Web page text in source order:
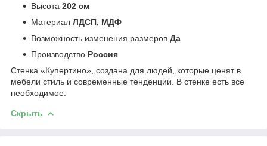
Высота 202 см
Материал ЛДСП, МДФ
Возможность изменения размеров Да
Производство Россия
Стенка «Купертино», создана для людей, которые ценят в
мебели стиль и современные тенденции. В стенке есть все
необходимое.
Скрыть